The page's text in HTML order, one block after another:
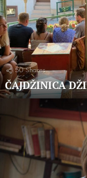
50 Shares
ČAJDŽINICA